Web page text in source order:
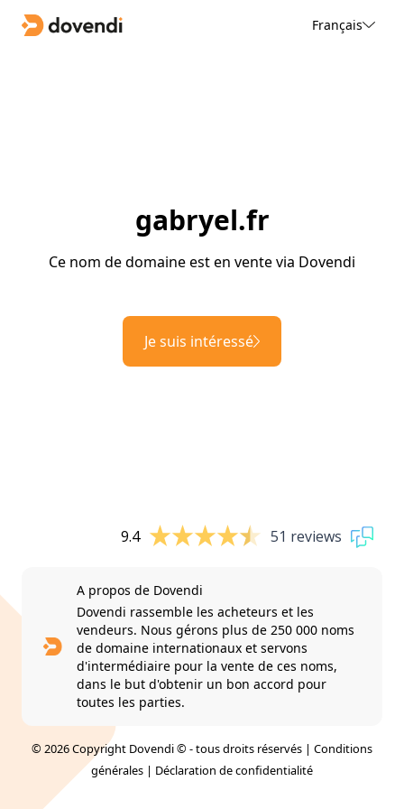
Français
gabryel.fr
Ce nom de domaine est en vente via Dovendi
Je suis intéressé
9.4 51 reviews
A propos de Dovendi
Dovendi rassemble les acheteurs et les
vendeurs. Nous gérons plus de 250 000 noms
de domaine internationaux et servons
d'intermédiaire pour la vente de ces noms,
dans le but d'obtenir un bon accord pour
toutes les parties.
© 2026 Copyright Dovendi © - tous droits réservés | Conditions
générales | Déclaration de confidentialité